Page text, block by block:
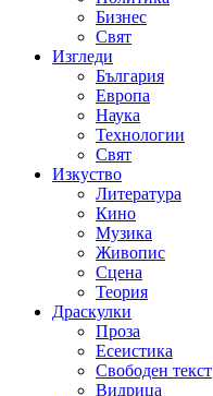
Бизнес
Свят
Изгледи
България
Европа
Наука
Технологии
Свят
Изкуство
Литература
Кино
Музика
Живопис
Сцена
Теория
Драскулки
Проза
Есеистика
Свободен текст
Видрица